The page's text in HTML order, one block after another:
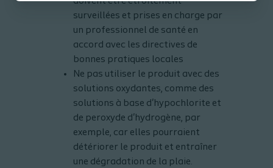
surveillées et prises en charge par
un professionnel de santé en
accord avec les directives de
bonnes pratiques locales
Ne pas utiliser le produit avec des
solutions oxydantes, comme des
solutions à base d'hypochlorite et
de peroxyde d'hydrogène, par
exemple, car elles pourraient
détériorer le produit et entraîner
une dégradation de la plaie.